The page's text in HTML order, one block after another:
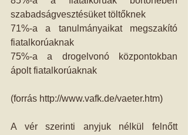
szabadságvesztésüket töltőknek
71%-a a tanulmányaikat megszakító
fiatalkorúaknak
75%-a a drogelvonó központokban
ápolt fiatalkorúaknak
(forrás http://www.vafk.de/vaeter.htm)
A vér szerinti anyjuk nélkül felnőtt